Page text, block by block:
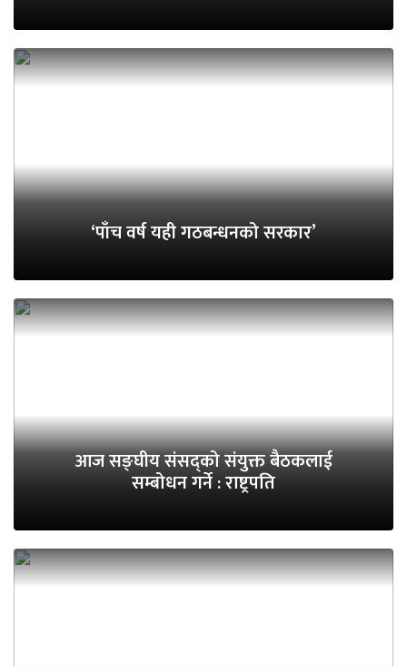
‘पाँच वर्ष यही गठबन्धनको सरकार’
आज सङ्घीय संसद्को संयुक्त बैठकलाई
सम्बोधन गर्ने : राष्ट्रपति